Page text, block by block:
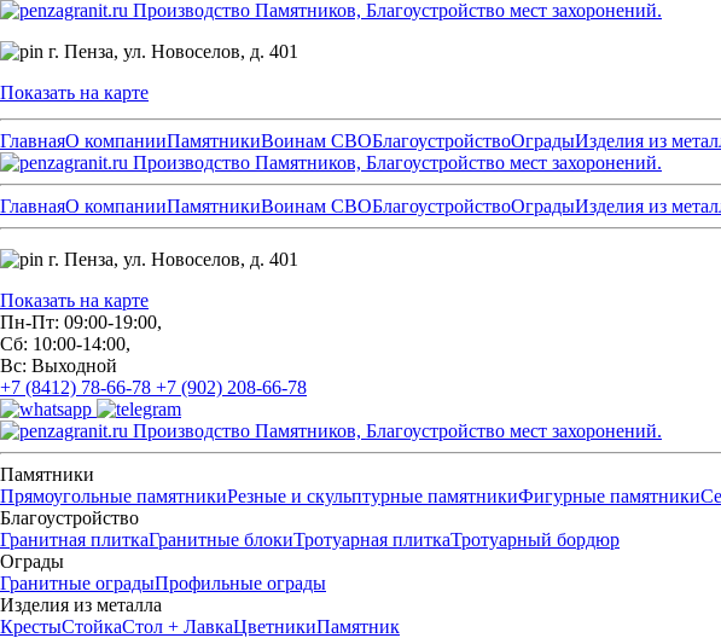
Производство Памятников, Благоустройство мест захоронений.
г. Пенза, ул. Новоселов, д. 401
Показать на карте
ГлавнаяО компанииПамятникиВоинам СВОБлагоустройствоОградыИзделия из
Производство Памятников, Благоустройство мест захоронений.
ГлавнаяО компанииПамятникиВоинам СВОБлагоустройствоОградыИзделия из
г. Пенза, ул. Новоселов, д. 401
Показать на карте
Пн-Пт: 09:00-19:00,
Сб: 10:00-14:00,
Вс: Выходной
+7 (8412) 78-66-78 +7 (902) 208-66-78
Производство Памятников, Благоустройство мест захоронений.
Памятники
Прямоугольные памятникиРезные и скульптурные памятникиФигурные памятники
Благоустройство
Гранитная плиткаГранитные блокиТротуарная плиткаТротуарный бордюр
Ограды
Гранитные оградыПрофильные ограды
Изделия из металла
КрестыСтойкаСтол + ЛавкаЦветникиПамятник